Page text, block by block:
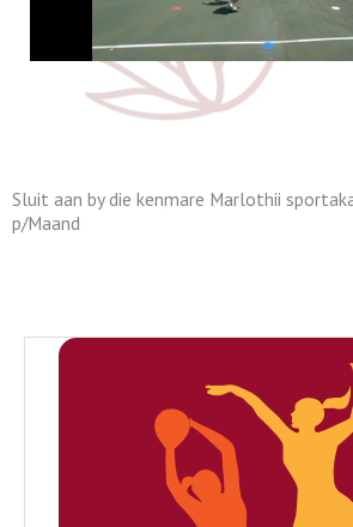
Sluit aan by die kenmare Marlothii
p/Maand